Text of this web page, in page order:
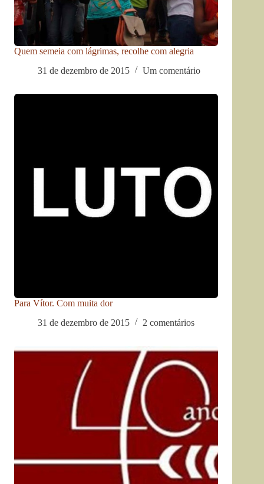
Quem semeia com lágrimas, recolhe com alegria
31 de dezembro de 2015
Um comentário
Para Vítor. Com muita dor
31 de dezembro de 2015
2 comentários